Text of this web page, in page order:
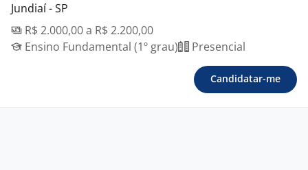
Jundiaí - SP
R$ 2.000,00 a R$ 2.200,00
Ensino Fundamental (1º grau)
Presencial
Candidatar-me